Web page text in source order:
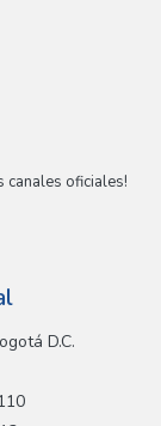
canales oficiales!
D.C.